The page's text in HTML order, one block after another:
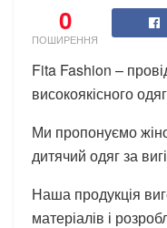
0
ПОШИРЕННЯ
Fita Fashion –
високоякісного
Ми пропонуємо
дитячий одяг за
Наша продукція
матеріалів і